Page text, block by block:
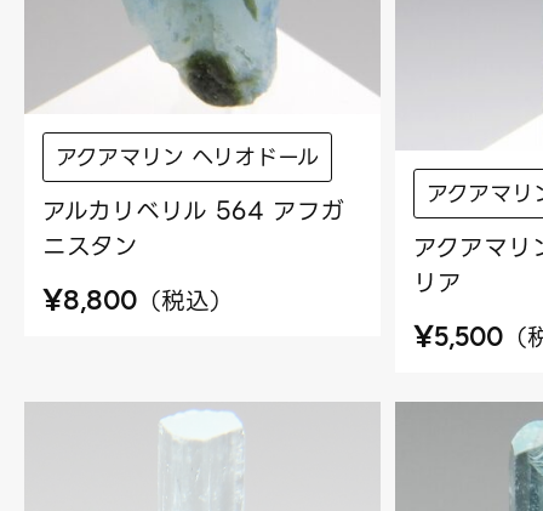
アクアマリン ヘリオドール
アルカリベリル 564 アフガ
ニスタン
¥8,800 （税込）
アクアマ
アクアマ
リア
¥5,500 （